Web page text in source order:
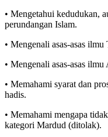
• Mengetahui kedudukan,
perundangan Islam.
• Mengenali asas-asas
• Mengenali asas-asas
• Memahami syarat dan
hadis.
• Memahami mengapa
kategori Mardud (ditolak).